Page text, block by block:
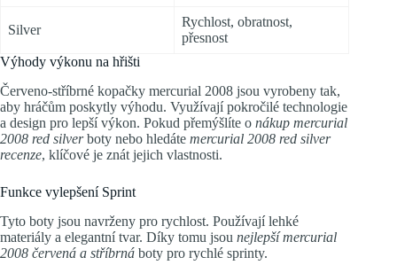
Silver
Rychlost, obratnost,
přesnost
Výhody výkonu na hřišti
Červeno-stříbrné kopačky mercurial 2008 jsou vyrobeny tak,
aby hráčům poskytly výhodu. Využívají pokročilé technologie
a design pro lepší výkon. Pokud přemýšlíte o nákup mercurial
2008 red silverboty nebo hledáte mercurial 2008 red silver
recenze, klíčové je znát jejich vlastnosti.
Funkce vylepšení Sprint
Tyto boty jsou navrženy pro rychlost. Používají lehké
materiály a elegantní tvar. Díky tomu jsou nejlepší mercurial
2008 červená a stříbrná boty pro rychlé sprinty.